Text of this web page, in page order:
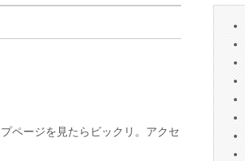
ページを見たらビックリ。アクセ